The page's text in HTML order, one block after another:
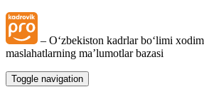
– Oʻzbekiston kadrlar boʻlimi
maslahatlarning ma’lumotlar bazasi
Toggle navigation